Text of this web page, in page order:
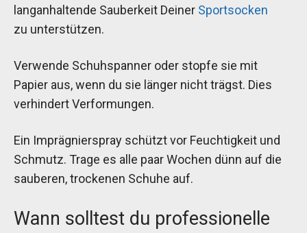
langanhaltende Sauberkeit Deiner Sportsocken
zu unterstützen.
Verwende Schuhspanner oder stopfe sie mit
Papier aus, wenn du sie länger nicht trägst. Dies
verhindert Verformungen.
Ein Imprägnierspray schützt vor Feuchtigkeit und
Schmutz. Trage es alle paar Wochen dünn auf die
sauberen, trockenen Schuhe auf.
Wann solltest du professionelle